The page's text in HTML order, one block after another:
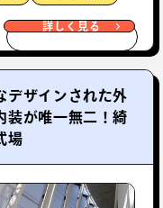
詳しく見る
デザインされた外
装が唯一無二！綺
場